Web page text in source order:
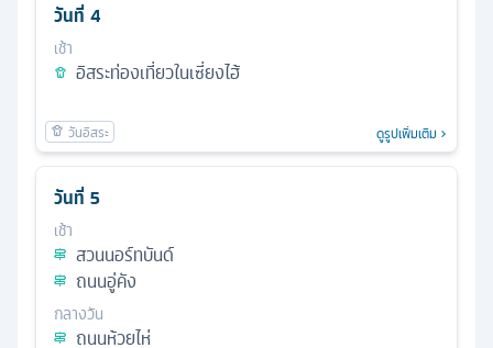
วันที่ 4
เช้า
อิสระท่องเที่ยวในเซี่ยงไฮ้
ดูรูปเพิ่มเติม
วันที่ 5
เช้า
สวนนอร์ทบันด์
ถนนอู่คัง
กลางวัน
ถนนห้วยไห่